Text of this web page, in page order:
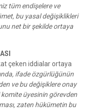
tüm endişelere ve
bu yasal değişiklikleri
net bir şekilde ortaya
çeken iddialar ortaya
ifade özgürlüğünün
ve bu değişiklere onay
komite üyesinin görevden
zaten hükümetin bu